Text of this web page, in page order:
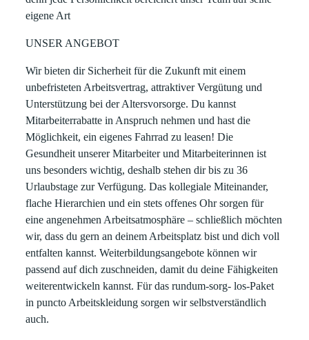
eigene Art
UNSER ANGEBOT
Wir bieten dir Sicherheit für die Zukunft mit einem
unbefristeten Arbeitsvertrag, attraktiver Vergütung und
Unterstützung bei der Altersvorsorge. Du kannst
Mitarbeiterrabatte in Anspruch nehmen und hast die
Möglichkeit, ein eigenes Fahrrad zu leasen! Die
Gesundheit unserer Mitarbeiter und Mitarbeiterinnen ist
uns besonders wichtig, deshalb stehen dir bis zu 36
Urlaubstage zur Verfügung. Das kollegiale Miteinander,
flache Hierarchien und ein stets offenes Ohr sorgen für
eine angenehmen Arbeitsatmosphäre – schließlich möchten
wir, dass du gern an deinem Arbeitsplatz bist und dich voll
entfalten kannst. Weiterbildungsangebote können wir
passend auf dich zuschneiden, damit du deine Fähigkeiten
weiterentwickeln kannst. Für das rundum-sorg- los-Paket
in puncto Arbeitskleidung sorgen wir selbstverständlich
auch.